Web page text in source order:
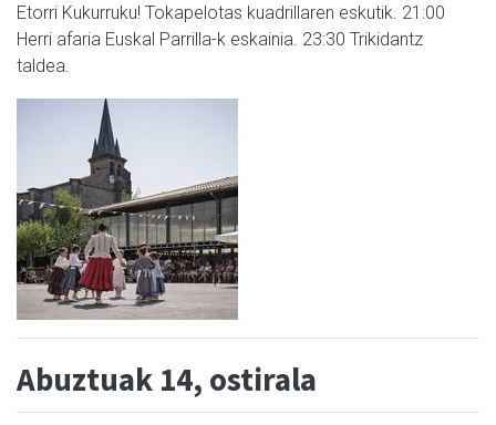
Etorri Kukurruku! Tokapelotas kuadrillaren eskutik. 21:00
Herri afaria Euskal Parrilla-k eskainia. 23:30 Trikidantz
taldea.
Abuztuak 14, ostirala